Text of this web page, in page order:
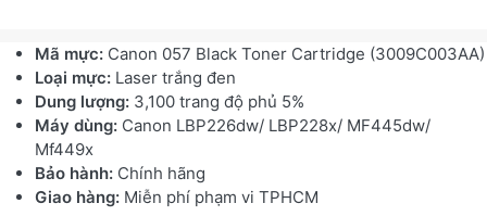
Mã mực: Canon 057 Black Toner Cartridge (3009C003AA)
Loại mực: Laser trắng đen
Dung lượng: 3,100 trang độ phủ 5%
Máy dùng: Canon LBP226dw/ LBP228x/ MF445dw/
Mf449x
Bảo hành: Chính hãng
Giao hàng: Miễn phí phạm vi TPHCM